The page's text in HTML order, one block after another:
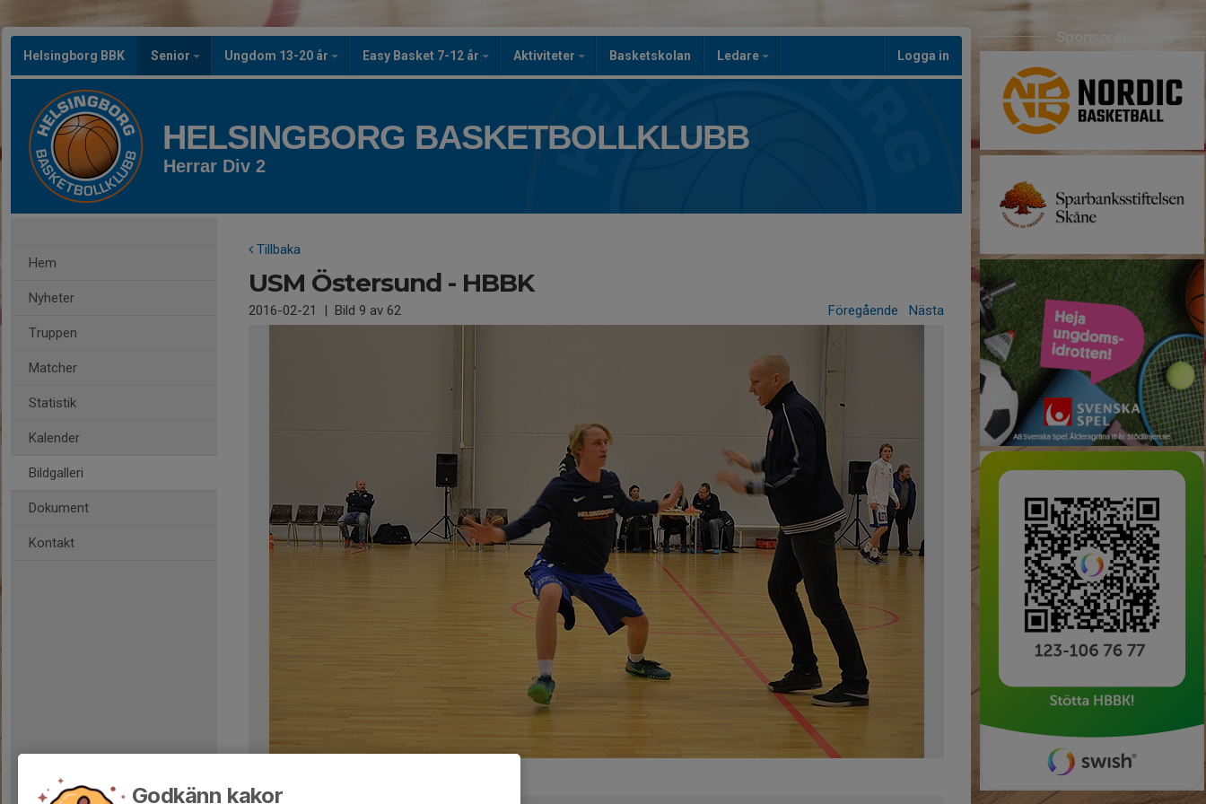
Helsingborg BBK Senior Ungdom 13-20 år Easy Basket 7-12 år Aktiviteter Basketskolan Ledare Logga in
HELSINGBORG BASKETBOLLKLUBB
Herrar Div 2
Hem
Nyheter
Truppen
Matcher
Statistik
Kalender
Bildgalleri
Dokument
Kontakt
Tillbaka
USM Östersund - HBBK
2016-02-21 | Bild 9 av 62 Föregående Nästa
Kommentarer
Sponsorer
Godkänn kakor